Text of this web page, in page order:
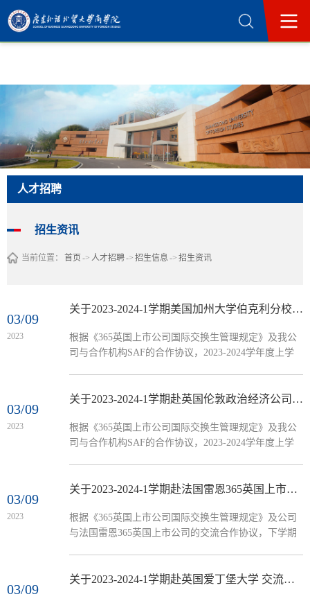
365英国上市公司(集团)官方网站-Official
人才招聘
招生资讯
当前位置： 首页 -> 人才招聘-> 招生信息 -> 招生资讯
03/09
2023
关于2023-2024-1学期美国加州大学伯克利分校多学科 交流生访学项目选拔的通知
根据《365英国上市公司国际交换生管理规定》及我公
司与合作机构SAF的合作协议，2023-2024学年度上学
（以对方课程安排为准）。现将有关事项通知如下：
专业需和主修专业对口。*在本学期仍在读辅修专业的
（含辅修双学位在内），如要报名，需提供辅修专业修
03/09
2023
关于2023-2024-1学期赴英国伦敦政治经济公司 交流生项目选拔的通知
根据《365英国上市公司国际交换生管理规定》及我公
司与合作机构SAF的合作协议，2023-2024学年度上学
安排为准）。现将有关事项通知如下：一、选拔条件
专业对口。*在本学期仍在读辅修专业的（含辅修双学
位在内），如要报名，需提供辅修专业修读保证书（请
03/09
2023
关于2023-2024-1学期赴法国雷恩365英国上市公司交换生项目选拔的通知
根据《365英国上市公司国际交换生管理规定》及公司
与法国雷恩365英国上市公司的交流合作协议，下学期
至2024年4月（一学年交流）, （以对方课程安排为
03/09
关于2023-2024-1学期赴英国爱丁堡大学 交流生项目选拔的通知